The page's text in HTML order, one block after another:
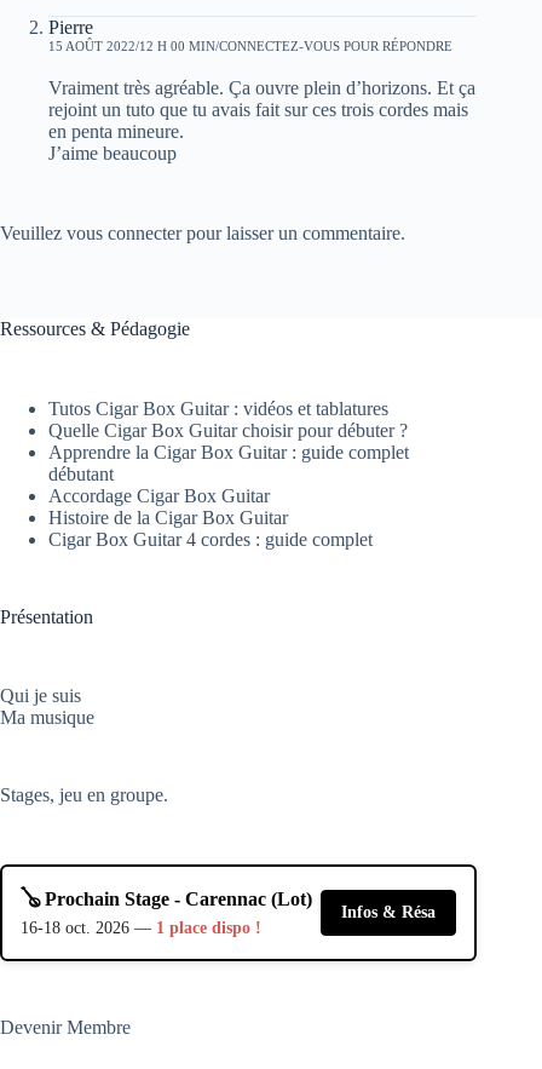
Pierre
15 AOÛT 2022/12 H 00 MIN CONNECTEZ-VOUS POUR RÉPONDRE
Vraiment très agréable. Ça ouvre plein d’horizons. Et ça
rejoint un tuto que tu avais fait sur ces trois cordes mais
en penta mineure.
J’aime beaucoup
Veuillez vous connecter pour laisser un commentaire.
Ressources & Pédagogie
Tutos Cigar Box Guitar : vidéos et tablatures
Quelle Cigar Box Guitar choisir pour débuter ?
Apprendre la Cigar Box Guitar : guide complet
débutant
Accordage Cigar Box Guitar
Histoire de la Cigar Box Guitar
Cigar Box Guitar 4 cordes : guide complet
Présentation
Qui je suis
Ma musique
Stages, jeu en groupe.
🪕 Prochain Stage - Carennac (Lot)
16-18 oct. 2026 — 1 place dispo !
Infos & Résa
Devenir Membre